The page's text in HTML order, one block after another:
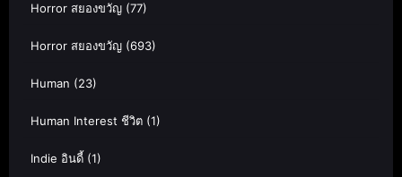
Horror สยองขวัญ (77)
Horror สยองขวัญ (693)
Human (23)
Human Interest ชีวิต (1)
Indie อินดี้ (1)